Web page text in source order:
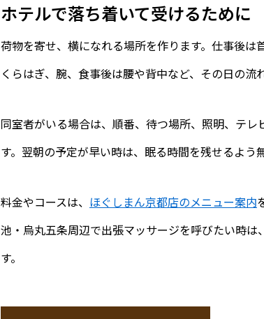
ホテルで落ち着いて受けるために
荷物を寄せ、横になれる場所を作ります。仕事後は
くらはぎ、腕、食事後は腰や背中など、その日の流
同室者がいる場合は、順番、待つ場所、照明、テ
す。翌朝の予定が早い時は、眠る時間を残せるよう
料金やコースは、 ほぐしまん京都店のメニュー案内
池・烏丸五条周辺で出張マッサージを呼びたい時
す。